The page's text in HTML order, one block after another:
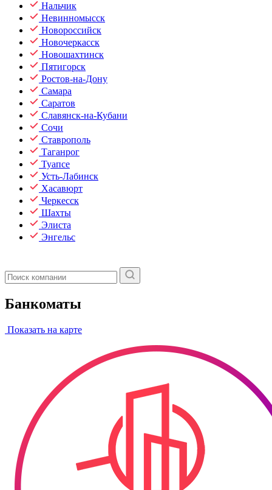
Нальчик
Невинномысск
Новороссийск
Новочеркасск
Новошахтинск
Пятигорск
Ростов-на-Дону
Самара
Саратов
Славянск-на-Кубани
Сочи
Ставрополь
Таганрог
Туапсе
Усть-Лабинск
Хасавюрт
Черкесск
Шахты
Элиста
Энгельс
Банкоматы
Показать на карте